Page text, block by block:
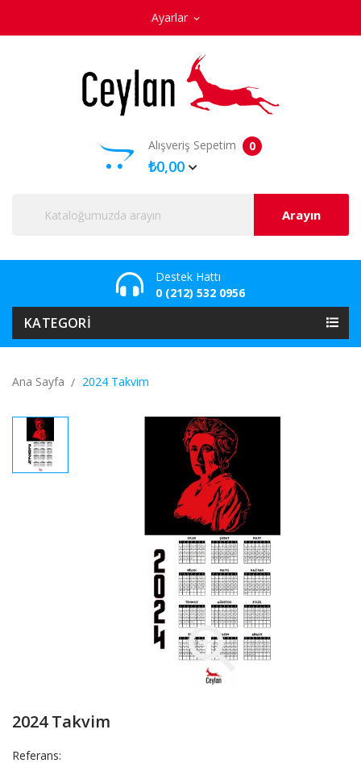
Ayarlar expand_more
Alışveriş Sepetim 0
₺0,00
Arayın
Destek Hattı
0 (212) 532 0956
KATEGORI
Ana Sayfa 2024 Takvim

2024 Takvim
Referans: